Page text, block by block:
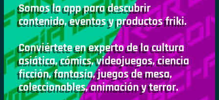
Somos la app para descubrir
contenido, eventos y productos friki.
Conviértete en experto de la cultura
asiática, cómics, videojuegos, ciencia
ficción, fantasía, juegos de mesa,
coleccionables, animación y terror.